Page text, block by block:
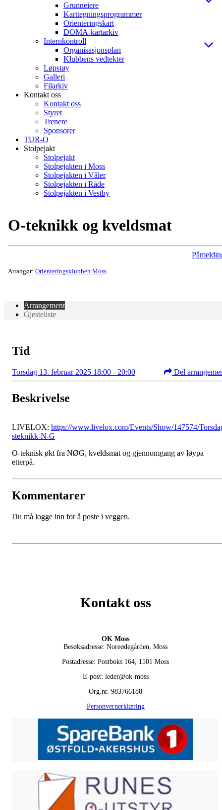
Grunneiere
Karttegningsprogrammer
Orienteringskart
DOMA-kartarkiv
Internkontroll
Organisasjonsplan
Klubbens vedtekter
Løpstøy
Galleri
Filarkiv
Kontakt oss
Kontakt oss
Styret
Trenere
Sponsorer
TUR-O
Stolpejakt
Stolpejakt
Stolpejakten i Moss
Stolpejakten i Våler
Stolpejakten i Råde
Stolpejakten i Vestby
O-teknikk og kveldsmat
Arrangør: Orienteringsklubben Moss
Arrangement
Gjesteliste
Tid
Torsdag 13. februar 2025 18:00 - 20:00 Del
Beskrivelse
LIVELOX: https://www.livelox.com/Events/Show/147574/
steknikk-N-G
O-teknisk økt fra NØG, kveldsmat og gjennomgang av løypa
etterpå.
Kommentarer
Du må logge inn for å poste i veggen.
Kontakt oss
OK Moss
Besøksadresse: Noreødegården, Moss
Postadresse: Postboks 164, 1501 Moss
E-post: leder@ok-moss
Org.nr. 983766188
Personvernerklæring